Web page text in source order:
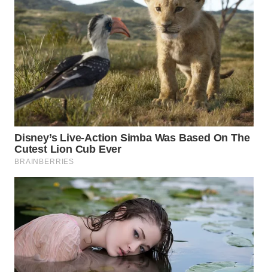
WN
INDRAMAYU
WN
KUNINGAN
WN
MAJALENGKA
WN
SUBANG
WN
SUKABUMI
WN
PURWAKARTA